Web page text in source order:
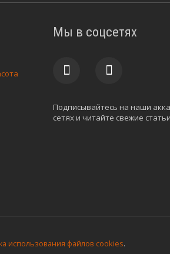
Мы в соцсетях
Подписывайтесь на наши
сетях и читайте свежие
использования файлов cookies.